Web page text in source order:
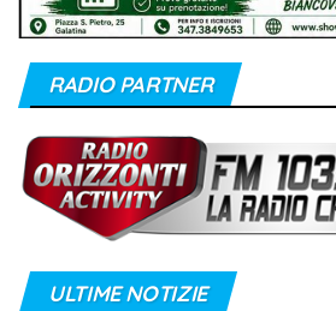
RADIO PARTNER
ULTIME NOTIZIE